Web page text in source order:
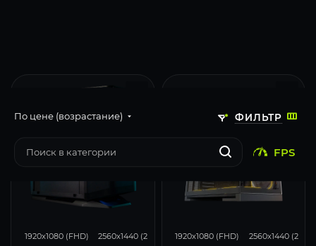
ФИЛЬТР
По цене (возрастание)
FPS
1920x1080 (FHD) 2560x1440 (2K) 3840x2160 (4K)
1920x1080 (FHD) 2560x1440 (2K)